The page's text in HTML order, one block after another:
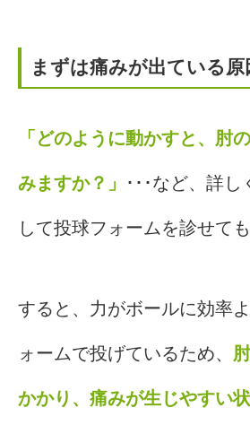
まずは痛みが出ている原
「どのように動かすと、肘
みますか？」 ･･･など、詳し
して投球フォームを診せて
すると、力がボールに効率
ォームで投げているため、
かかり、痛みが生じやすい